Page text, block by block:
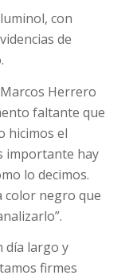
con
de
Herrero
faltante que
hicimos el
importante hay
lo decimos.
color negro que
día largo y
firmes